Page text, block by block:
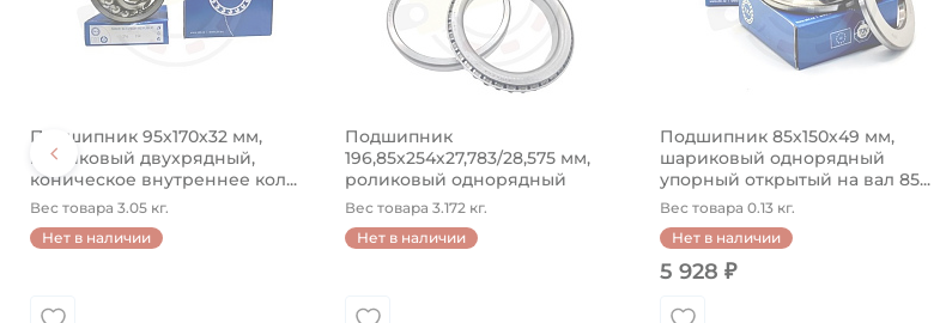
Подшипник 95х170х32 мм,
шариковый двухрядный,
коническое внутреннее кол...
Вес товара 3.05 кг.
Нет в наличии
Подшипник
196,85х254х27,783/28,575 мм,
роликовый однорядный
конический ...
Вес товара 3.172 кг.
Нет в наличии
Подшипник 85х150х49 мм,
шариковый однорядный
упорный открытый на вал 85...
Вес товара 0.13 кг.
Нет в наличии
5 928 ₽